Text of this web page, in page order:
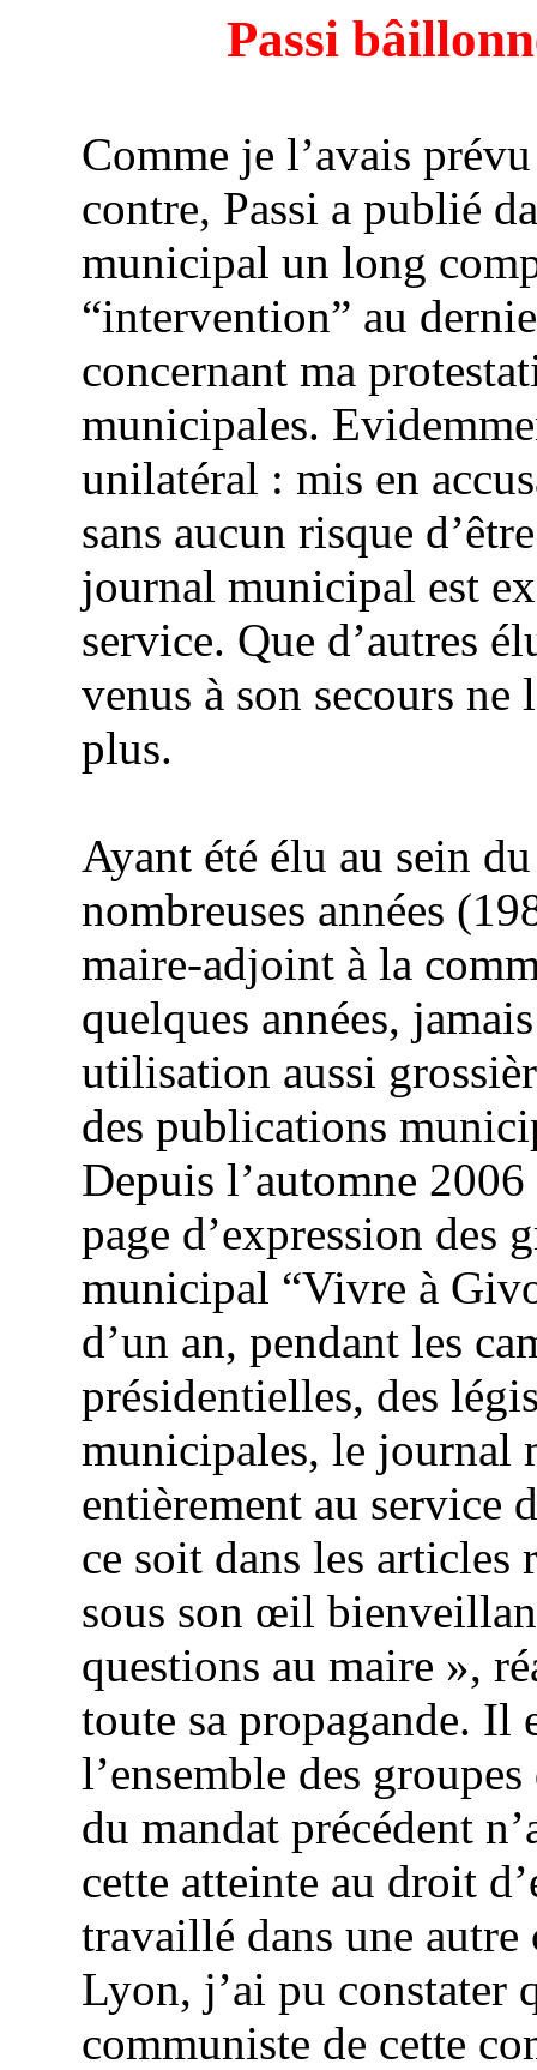
Passi
Comme je l’avais
contre, Passi a publié
municipal un long
“intervention” au
concernant ma
municipales.
unilatéral : mis en
sans aucun risque
journal municipal est
service. Que d’autres
venus à son secours ne
plus.
Ayant été élu au sein
nombreuses années
maire-adjoint à la
quelques années,
utilisation aussi
des publications
Depuis l’automne
page d’expression des
municipal “Vivre à
d’un an, pendant les
présidentielles, des
municipales, le journal
entièrement au service
ce soit dans les articles
sous son œil
questions au maire »,
toute sa propagande. Il
l’ensemble des
du mandat précédent
cette atteinte au droit
travaillé dans une
Lyon, j’ai pu constater
communiste de cette